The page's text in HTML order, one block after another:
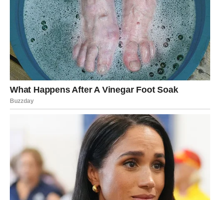
Subota ti donosi potrebu da sve bude „pod kontrolom“, ali
vikend od tebe traži da pustiš malo. Ako si u vezi, možeš
biti previše kritičan/na – probaj da govoriš kroz emociju,
ne kroz analiziranje.
Slobodne Device mogu upoznati osobu kroz
svakodnevne aktivnosti – nešto praktično, spontano, bez
velikih reči, ali sa potencijalom.
Nedelja:
Nedelja je odlična za odmor i psihičko rasterećenje.
Moguće je da doneseš odluku da nešto presečeš ili da
postaviš jasnije granice.
Novac:
Dobar dan za plan, budžet, sređivanje.
Savet vikenda:Ne moraš sve odmah da razumeš. Neka
srce ponekad bude kompas.